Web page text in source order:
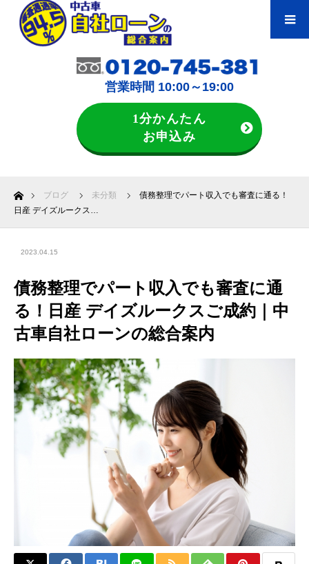
営業時間 10:00～19:00
1分かんたん
お申込み
ホームブログ 未分類
債務整理でパート収入でも審査に通る！
日産 デイズルークス…
2023.04.15
債務整理でパート収入でも審査に通
る！日産 デイズルークスご成約｜中
古車自社ローンの総合案内